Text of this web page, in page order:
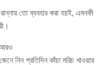
তো ব্যবহার করা হয়ই, এমনকী
আরও
নিন প্রতিদিন কাঁচা মরিচ খাওয়ার